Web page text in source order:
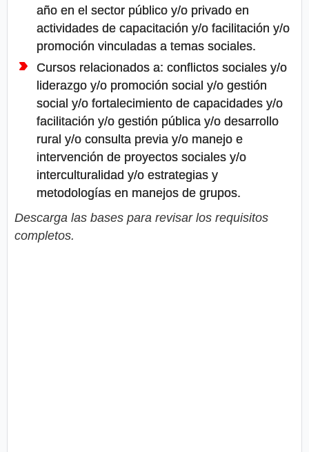
año en el sector público y/o privado en
actividades de capacitación y/o facilitación y/o
promoción vinculadas a temas sociales.
Cursos relacionados a: conflictos sociales y/o
liderazgo y/o promoción social y/o gestión
social y/o fortalecimiento de capacidades y/o
facilitación y/o gestión pública y/o desarrollo
rural y/o consulta previa y/o manejo e
intervención de proyectos sociales y/o
interculturalidad y/o estrategias y
metodologías en manejos de grupos.
Descarga las bases para revisar los requisitos
completos.